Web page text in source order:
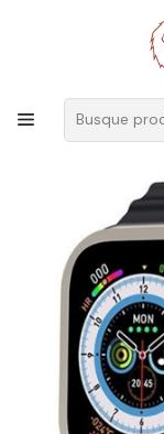
Reloj Smartwatch